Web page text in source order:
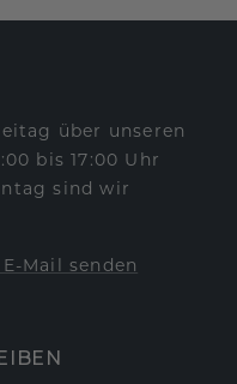
über unseren
bis 17:00 Uhr
sind wir
Mail senden